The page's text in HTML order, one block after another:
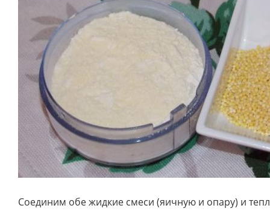
Соединим обе жидкие смеси (яичную и опару) и